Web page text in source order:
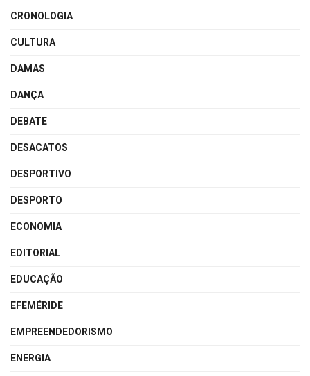
CRONOLOGIA
CULTURA
DAMAS
DANÇA
DEBATE
DESACATOS
DESPORTIVO
DESPORTO
ECONOMIA
EDITORIAL
EDUCAÇÃO
EFEMÉRIDE
EMPREENDEDORISMO
ENERGIA